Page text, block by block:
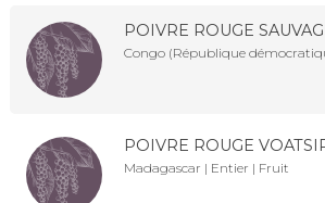
POIVRE ROUGE
Congo (République
POIVRE ROUGE
Madagascar | Entier | Fruit